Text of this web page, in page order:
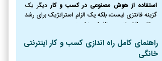
استفاده از هوش مصنوعی در کسب و کاردیگر یک
گزینه فانتزی نیست، بلکه یک الزام استراتژیک برای رشد
و بقا در اقتصاد دیجیتال امروز است.
راهنمای کامل راه اندازی کسب و کار اینترنتی
خانگی